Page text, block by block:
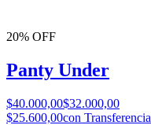
20% OFF
Panty Under
$40.000,00$32.000,00
$25.600,00con Transferencia